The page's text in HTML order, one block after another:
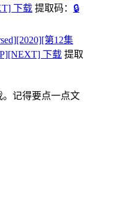
下载 提取码： 🔒
第12集
下载 提取
。记得要点一点文